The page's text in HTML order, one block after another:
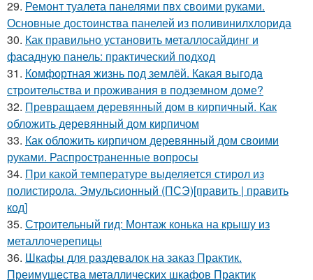
29. Ремонт туалета панелями пвх своими руками.
Основные достоинства панелей из поливинилхлорида
30. Как правильно установить металлосайдинг и
фасадную панель: практический подход
31. Комфортная жизнь под землёй. Какая выгода
строительства и проживания в подземном доме?
32. Превращаем деревянный дом в кирпичный. Как
обложить деревянный дом кирпичом
33. Как обложить кирпичом деревянный дом своими
руками. Распространенные вопросы
34. При какой температуре выделяется стирол из
полистирола. Эмульсионный (ПСЭ)[править | править
код]
35. Строительный гид: Монтаж конька на крышу из
металлочерепицы
36. Шкафы для раздевалок на заказ Практик.
Преимущества металлических шкафов Практик